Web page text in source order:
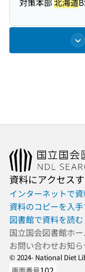
対策本部北海道
資料にアクセス
インターネットで
資料のコピーを入手
図書館で資料を読む
国立国会図書館ホ
お問い合わせお知ら
© 2024- National Diet
画面番号